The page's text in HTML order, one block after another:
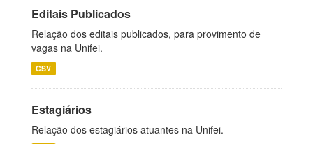
Editais Publicados
Relação dos editais publicados, para provimento de
vagas na Unifei.
CSV
Estagiários
Relação dos estagiários atuantes na Unifei.